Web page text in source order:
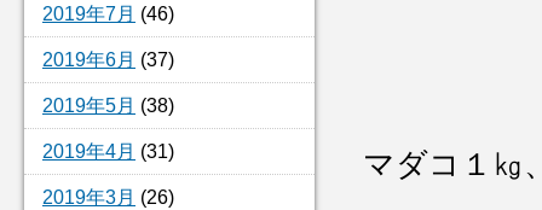
2019年7月 (46)
2019年6月 (37)
2019年5月 (38)
2019年4月 (31)
2019年3月 (26)
マダコ１